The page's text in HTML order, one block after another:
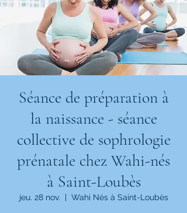
Séance de préparation à
la naissance - séance
collective de sophrologie
prénatale chez Wahi-nés
à Saint-Loubès
jeu. 28 nov. Wahi Nés à Saint-Loubès